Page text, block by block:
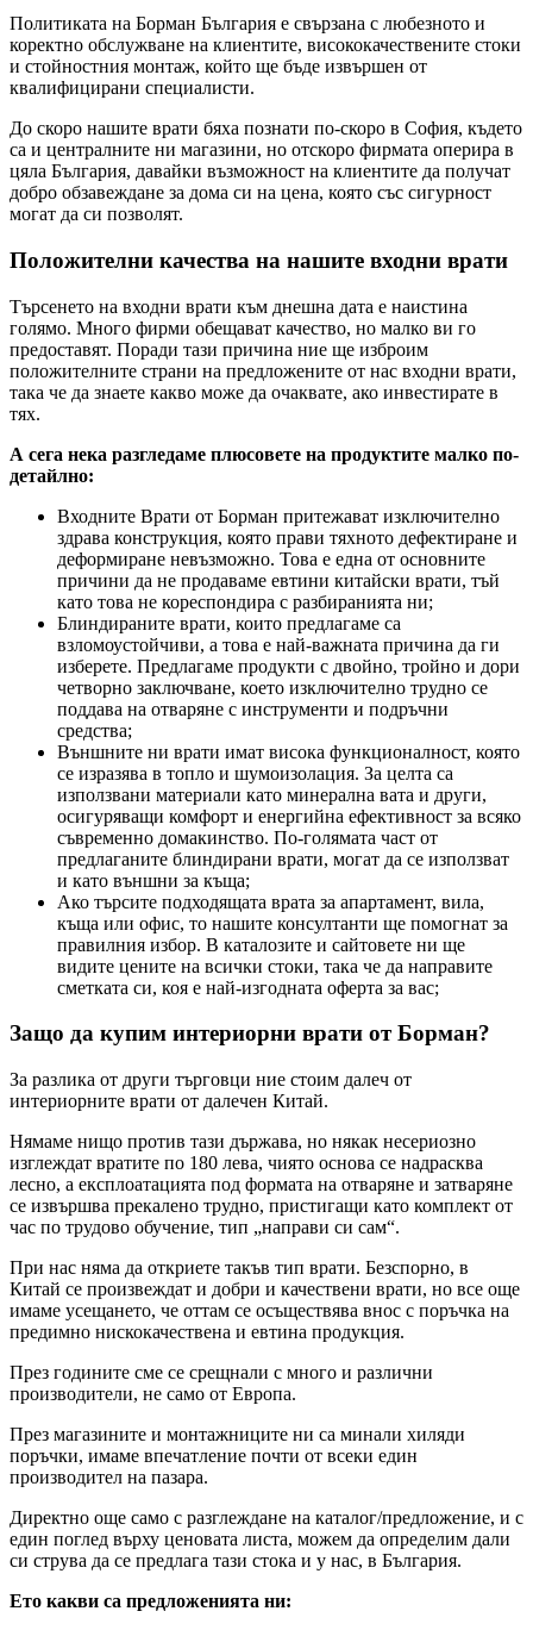
Политиката на Борман България е свързана с любезното и
коректно обслужване на клиентите, висококачествените стоки
и стойностния монтаж, който ще бъде извършен от
квалифицирани специалисти.
До скоро нашите врати бяха познати по-скоро в София, където
са и централните ни магазини, но отскоро фирмата оперира в
цяла България, давайки възможност на клиентите да получат
добро обзавеждане за дома си на цена, която със сигурност
могат да си позволят.
Положителни качества на нашите входни врати
Търсенето на входни врати към днешна дата е наистина
голямо. Много фирми обещават качество, но малко ви го
предоставят. Поради тази причина ние ще изброим
положителните страни на предложените от нас входни врати,
така че да знаете какво може да очаквате, ако инвестирате в
тях.
А сега нека разгледаме плюсовете на продуктите малко по-
детайлно:
Входните Врати от Борман притежават изключително
здрава конструкция, която прави тяхното дефектиране и
деформиране невъзможно. Това е една от основните
причини да не продаваме евтини китайски врати, тъй
като това не кореспондира с разбиранията ни;
Блиндираните врати, които предлагаме са
взломоустойчиви, а това е най-важната причина да ги
изберете. Предлагаме продукти с двойно, тройно и дори
четворно заключване, което изключително трудно се
поддава на отваряне с инструменти и подръчни
средства;
Външните ни врати имат висока функционалност, която
се изразява в топло и шумоизолация. За целта са
използвани материали като минерална вата и други,
осигуряващи комфорт и енергийна ефективност за всяко
съвременно домакинство. По-голямата част от
предлаганите блиндирани врати, могат да се използват
и като външни за къща;
Ако търсите подходящата врата за апартамент, вила,
къща или офис, то нашите консултанти ще помогнат за
правилния избор. В каталозите и сайтовете ни ще
видите цените на всички стоки, така че да направите
сметката си, коя е най-изгодната оферта за вас;
Защо да купим интериорни врати от Борман?
За разлика от други търговци ние стоим далеч от
интериорните врати от далечен Китай.
Нямаме нищо против тази държава, но някак несериозно
изглеждат вратите по 180 лева, чиято основа се надрасква
лесно, а експлоатацията под формата на отваряне и затваряне
се извършва прекалено трудно, пристигащи като комплект от
час по трудово обучение, тип „направи си сам“.
При нас няма да откриете такъв тип врати. Безспорно, в
Китай се произвеждат и добри и качествени врати, но все още
имаме усещането, че оттам се осъществява внос с поръчка на
предимно нискокачествена и евтина продукция.
През годините сме се срещнали с много и различни
производители, не само от Европа.
През магазините и монтажниците ни са минали хиляди
поръчки, имаме впечатление почти от всеки един
производител на пазара.
Директно още само с разглеждане на каталог/предложение, и с
един поглед върху ценовата листа, можем да определим дали
си струва да се предлага тази стока и у нас, в България.
Ето какви са предложенията ни: